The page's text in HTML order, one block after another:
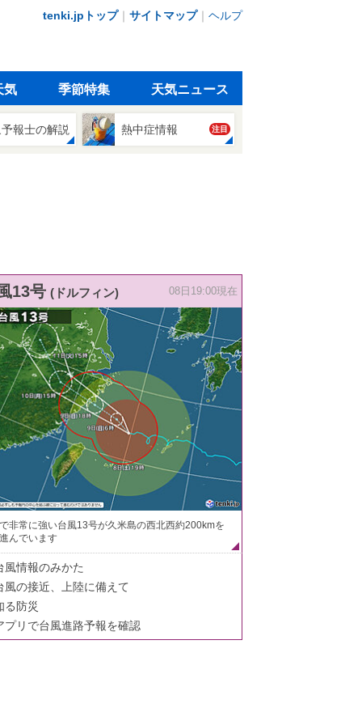
tenki.jpトップ｜ サイトマップ｜ ヘルプ
気 季節特集 天気ニュース
報士の解説 熱中症情報 注目
13号 (ドルフィン) 08日19:00現在
非常に強い台風13号が久米島の西北西約200kmを
んでいます
風情報のみかた
風の接近、上陸に備えて
る防災
プリで台風進路予報を確認